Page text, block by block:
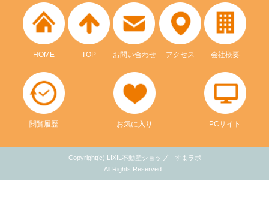
HOME TOP お問い合わせ アクセス 会社概要
閲覧履歴 お気に入り PCサイト
Copyright(c) LIXIL不動産ショップ すまラボ
All Rights Reserved.